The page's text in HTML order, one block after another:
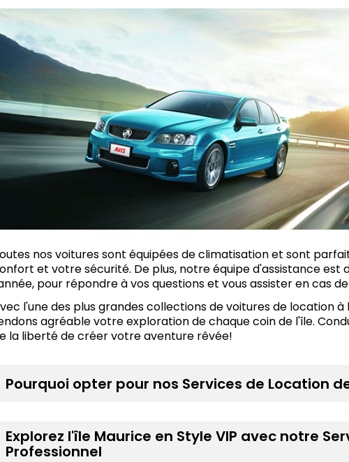
nos voitures sont équipées de climatisation et sont
et votre sécurité. De plus, notre équipe d'assistance est
pour répondre à vos questions et vous assister en cas
l'une des plus grandes collections de voitures de location à
agréable votre exploration de chaque coin de l'île.
la liberté de créer votre aventure rêvée!
Pourquoi opter pour nos Services de Location
Explorez l'île Maurice en Style VIP avec notre
Professionnel